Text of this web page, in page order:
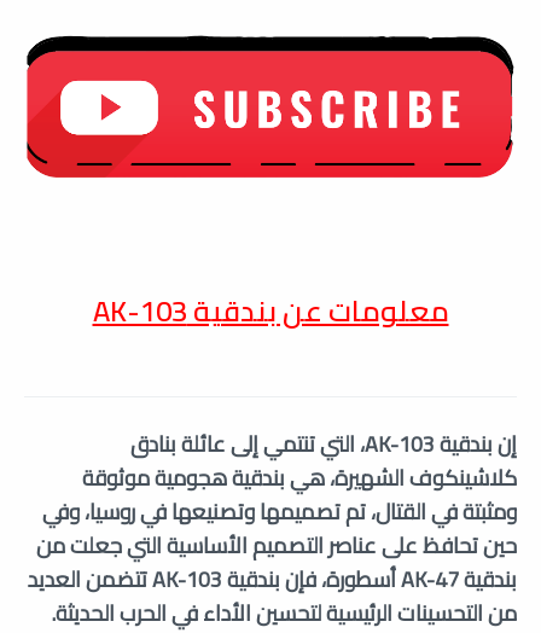
معلومات عن بندقية AK-103
إن بندقية AK-103، التي تنتمي إلى عائلة بنادق
كلاشينكوف الشهيرة، هي بندقية هجومية موثوقة
ومثبتة في القتال، تم تصميمها وتصنيعها في روسيا، وفي
حين تحافظ على عناصر التصميم الأساسية التي جعلت من
بندقية AK-47 أسطورة، فإن بندقية AK-103 تتضمن العديد
من التحسينات الرئيسية لتحسين الأداء في الحرب الحديثة.